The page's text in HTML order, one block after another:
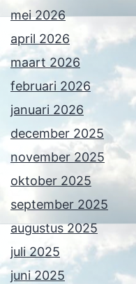
mei 2026
april 2026
maart 2026
februari 2026
januari 2026
december 2025
november 2025
oktober 2025
september 2025
augustus 2025
juli 2025
juni 2025